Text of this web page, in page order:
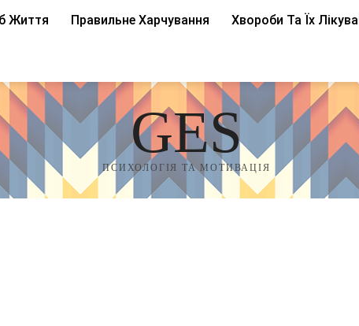
Життя Правильне Харчування Хвороби Та Їх
GES
ПСИХОЛОГІЯ ТА МОТИВАЦІЯ